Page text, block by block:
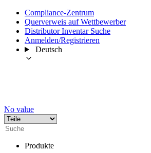
Compliance-Zentrum
Querverweis auf Wettbewerber
Distributor Inventar Suche
Anmelden/Registrieren
Deutsch
No value
Produkte